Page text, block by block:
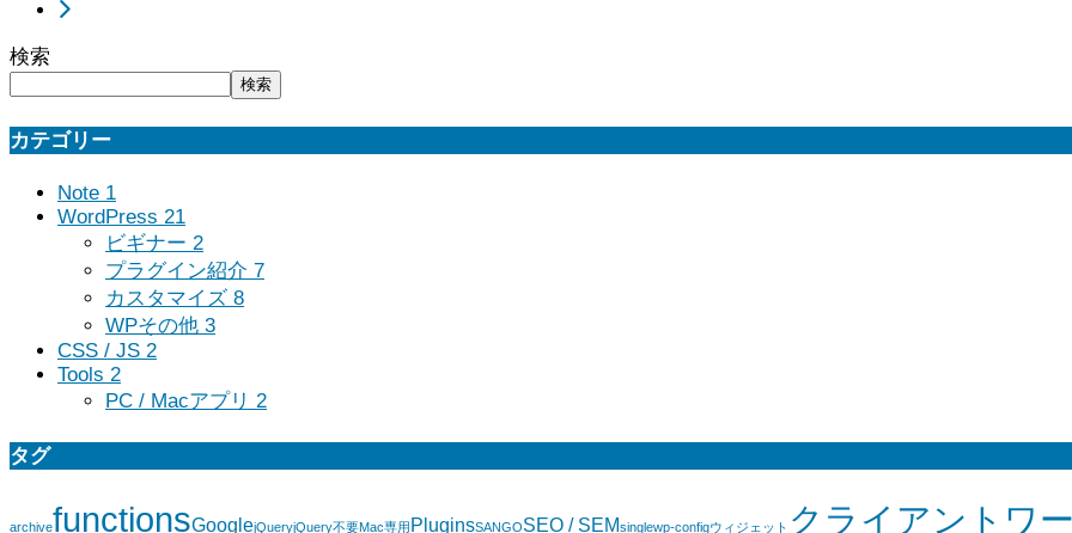
検索
検索
カテゴリー
Note 1
WordPress 21
ビギナー 2
プラグイン紹介 7
カスタマイズ 8
WPその他 3
CSS / JS 2
Tools 2
PC / Macアプリ 2
タグ
archivefunctionsGooglejQueryjQuery不要Mac専用PluginsSANGOSEO / SEMsinglewp-configウィジェット クライアントワ